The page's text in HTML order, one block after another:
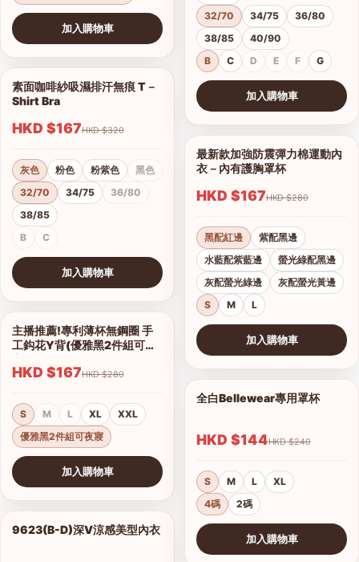
加入購物車
1/17
查看圖片
素面咖啡紗吸濕排汗無痕 T－
Shirt Bra
HKD $167 HKD $320
灰色 粉色 粉紫色
黑色
32/70
34/75
36/80
38/85
B
C
加入購物車
1/2
查看圖片
主播推薦!專利薄杯無鋼圈 手
工鈎花Y背(優雅黑2件組可夜
HKD $167 HKD $280
S M L XL
XXL
優雅黑2件組可夜寢
加入購物車
1/2
查看圖片
9623(B-D)深V涼感美型內衣
32/70
34/75
36/80
38/85
40/90
B
C D E F G
加入購物車
1/11
查看圖片
最新款加強防震彈力棉運動內
衣－內有護胸罩杯
HKD $167 HKD $280
黑配紅邊
紫配黑邊
水藍配紫藍邊
螢光綠配黑邊
灰配螢光綠邊
灰配螢光黃邊
S
M L
加入購物車
查看圖片
全白Bellewear專用罩杯
HKD $144 HKD $240
S M L
XL
4碼
2碼
加入購物車